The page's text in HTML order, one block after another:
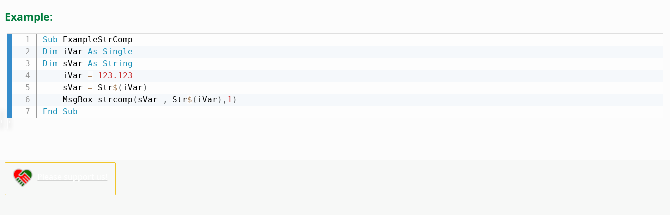
Example:
Sub
Dim iVar As
Single
Dim sVar As
String
    iVar
=
123.123
    sVar
= Str$ ( iVar )
    MsgBox strcomp
( sVar , Str$ ( iVar ) , 1 )
End
Sub